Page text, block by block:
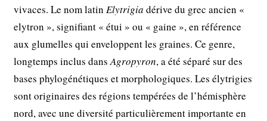
vivaces. Le nom latinElytrigia dérive du grec ancien «
elytron », signifiant « étui » ou « gaine », en référence
aux glumelles qui enveloppent les graines. Ce genre,
longtemps inclus dansAgropyron, a été séparé sur des
bases phylogénétiques et morphologiques. Les élytrigies
sont originaires des régions tempérées de l’hémisphère
nord, avec une diversité particulièrement importante en